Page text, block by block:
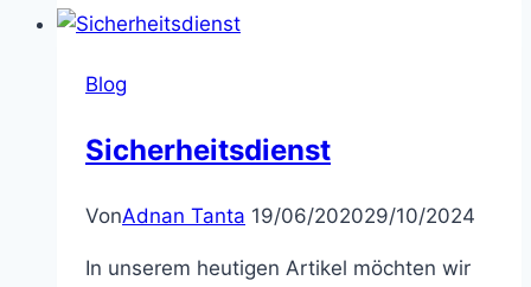
Blog
Sicherheitsdienst
VonAdnan Tanta 19/06/202029/10/2024
In unserem heutigen Artikel möchten wir